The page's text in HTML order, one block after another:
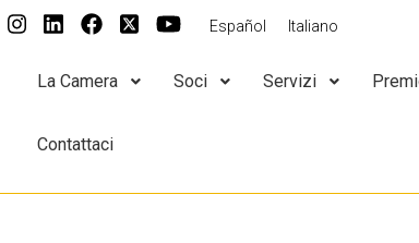
Español Italiano
La Camera Soci Servizi
Contattaci